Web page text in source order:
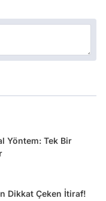
Yöntem: Tek Bir
Dikkat Çeken İtiraf!